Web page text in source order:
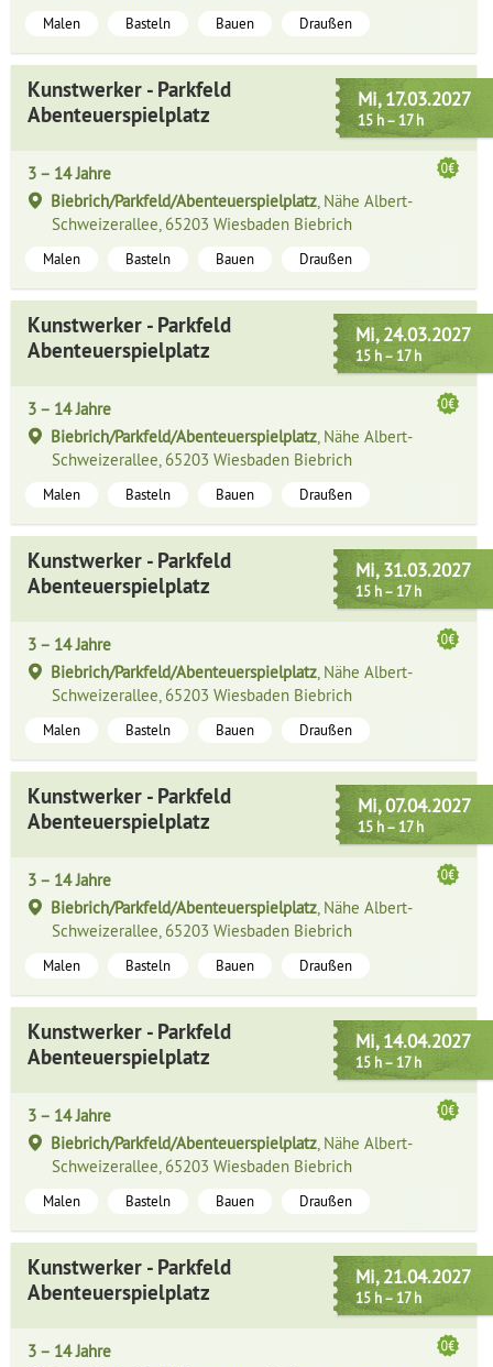
Malen Basteln Bauen Draußen
Mi, 17.03.2027
15 h – 17 h
Kunstwerker - Parkfeld
Abenteuerspielplatz
3 – 14 Jahre
Biebrich/Parkfeld/Abenteuerspielplatz, Nähe Albert-
Schweizerallee, 65203 Wiesbaden Biebrich
Malen Basteln Bauen Draußen
Mi, 24.03.2027
15 h – 17 h
Kunstwerker - Parkfeld
Abenteuerspielplatz
3 – 14 Jahre
Biebrich/Parkfeld/Abenteuerspielplatz, Nähe Albert-
Schweizerallee, 65203 Wiesbaden Biebrich
Malen Basteln Bauen Draußen
Mi, 31.03.2027
15 h – 17 h
Kunstwerker - Parkfeld
Abenteuerspielplatz
3 – 14 Jahre
Biebrich/Parkfeld/Abenteuerspielplatz, Nähe Albert-
Schweizerallee, 65203 Wiesbaden Biebrich
Malen Basteln Bauen Draußen
Mi, 07.04.2027
15 h – 17 h
Kunstwerker - Parkfeld
Abenteuerspielplatz
3 – 14 Jahre
Biebrich/Parkfeld/Abenteuerspielplatz, Nähe Albert-
Schweizerallee, 65203 Wiesbaden Biebrich
Malen Basteln Bauen Draußen
Mi, 14.04.2027
15 h – 17 h
Kunstwerker - Parkfeld
Abenteuerspielplatz
3 – 14 Jahre
Biebrich/Parkfeld/Abenteuerspielplatz, Nähe Albert-
Schweizerallee, 65203 Wiesbaden Biebrich
Malen Basteln Bauen Draußen
Mi, 21.04.2027
15 h – 17 h
Kunstwerker - Parkfeld
Abenteuerspielplatz
3 – 14 Jahre